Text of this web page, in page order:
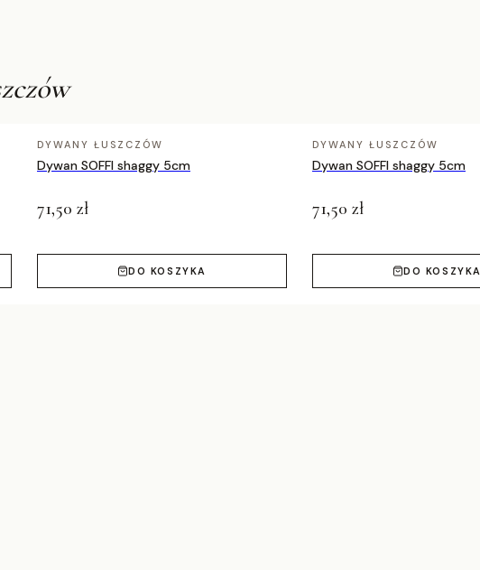
DYWANY ŁUSZCZÓW
Dywan SOFFI shaggy 5cm
71,50 zł
DO KOSZYKA
DYWANY ŁUSZCZÓW
Dywan SOFFI shaggy 5cm
71,50 zł
DO KOSZYKA